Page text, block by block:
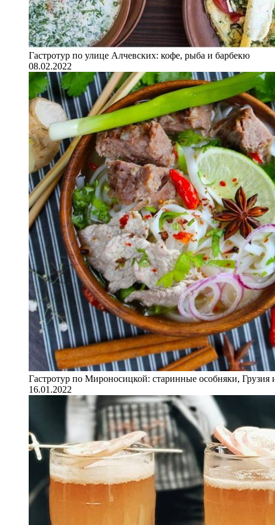
Гастротур по улице Алчевских: кофе, рыба и барбекю
08.02.2022
Гастротур по Мироносицкой: старинные особняки, Грузия
16.01.2022